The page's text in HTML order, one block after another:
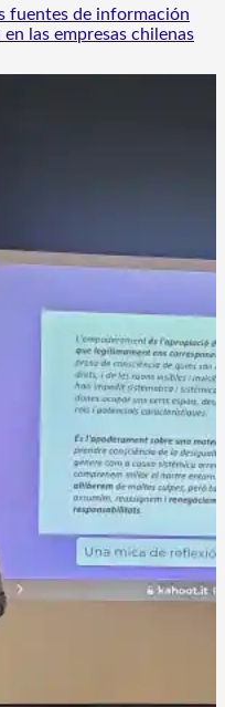
fuentes de información
las empresas chilenas